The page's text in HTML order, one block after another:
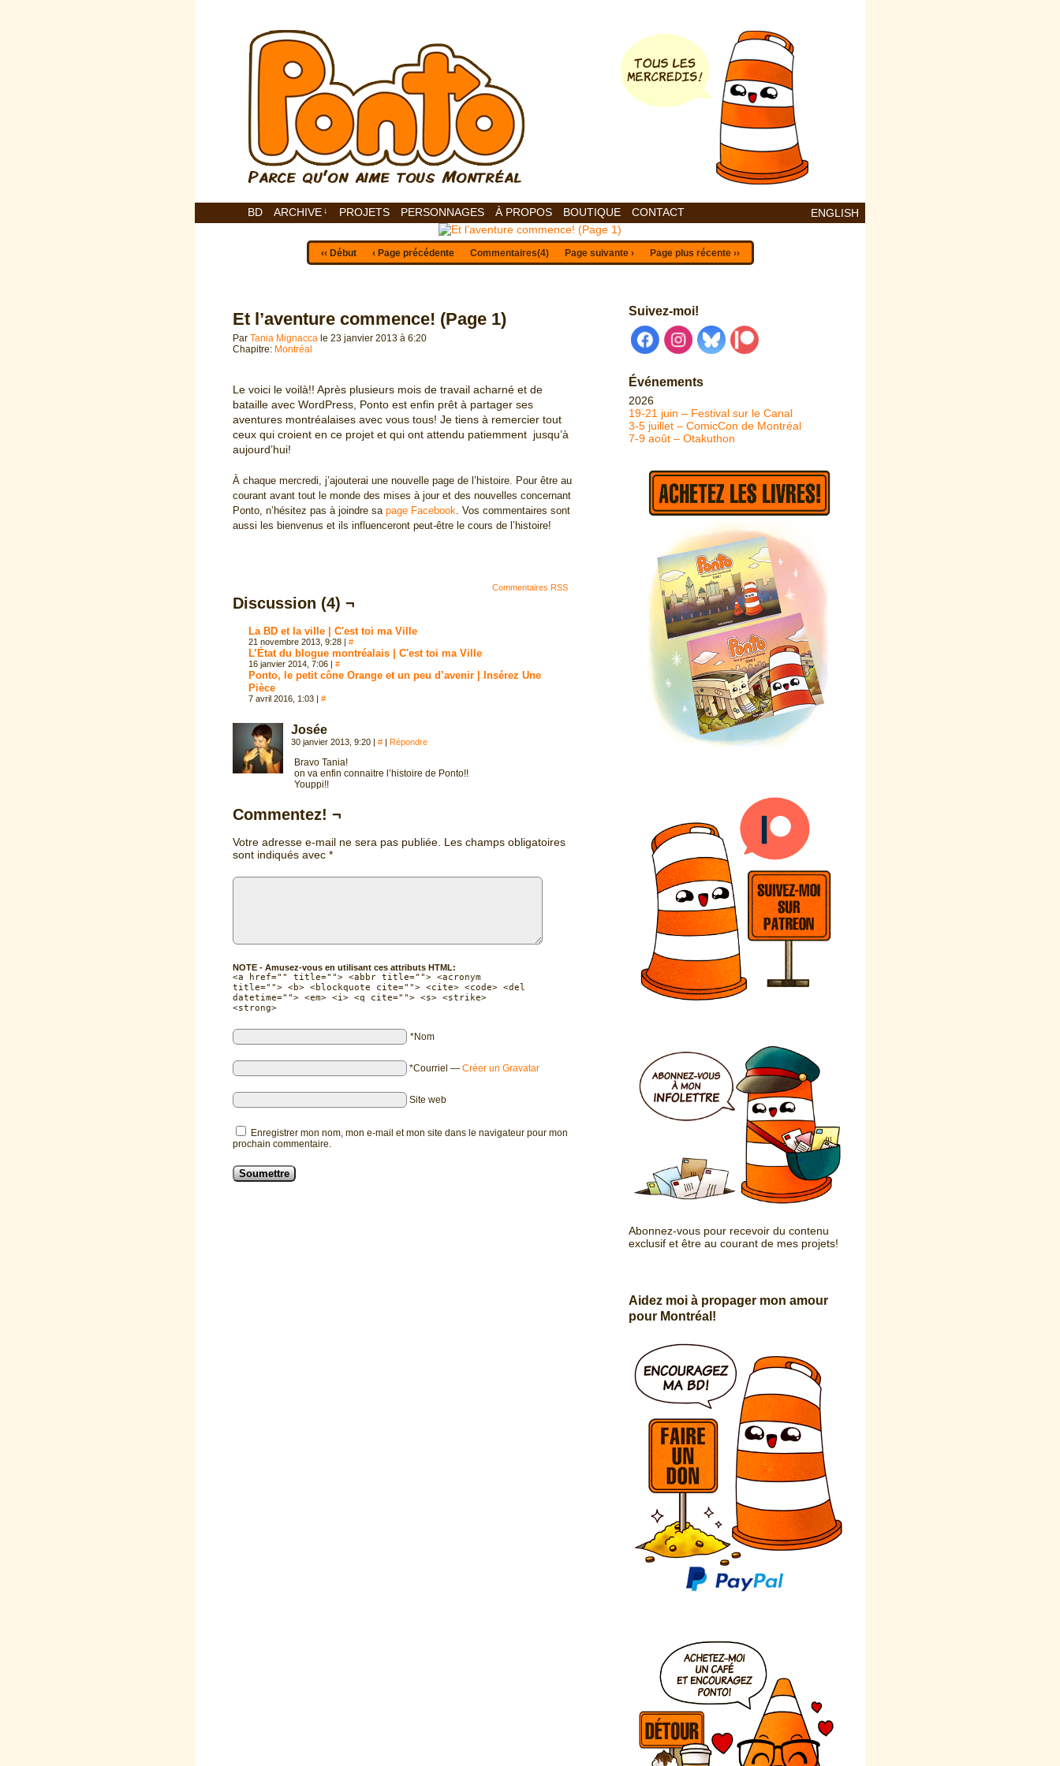
BD ARCHIVE ↓ PROJETS PERSONNAGES À PROPOS BOUTIQUE CONTACT ENGLISH
‹‹ Début ‹ Page précédente Commentaires(4) Page suivante › Page plus récente ››
Et l’aventure commence! (Page 1)
Par Tania Mignacca le 23 janvier 2013 à 6:20
Chapitre: Montréal
Le voici le voilà!! Après plusieurs mois de travail acharné et de
bataille avec WordPress, Ponto est enfin prêt à partager ses
aventures montréalaises avec vous tous! Je tiens à remercier tout
ceux qui croient en ce projet et qui ont attendu patiemment jusqu’à
aujourd’hui!
À chaque mercredi, j’ajouterai une nouvelle page de l’histoire. Pour être au
courant avant tout le monde des mises à jour et des nouvelles concernant
Ponto, n’hésitez pas à joindre sa page Facebook. Vos commentaires sont
aussi les bienvenus et ils influenceront peut-être le cours de l’histoire!
Commentaires RSS
Discussion (4) ¬
La BD et la ville | C'est toi ma Ville
21 novembre 2013, 9:28 | #
L’État du blogue montréalais | C'est toi ma Ville
16 janvier 2014, 7:06 | #
Ponto, le petit cône Orange et un peu d’avenir | Insérez Une
Pièce
7 avril 2016, 1:03 | #
Josée
30 janvier 2013, 9:20 | # | Répondre
Bravo Tania!
on va enfin connaitre l’histoire de Ponto!!
Youppi!!
Commentez! ¬
Votre adresse e-mail ne sera pas publiée. Les champs obligatoires
sont indiqués avec *
NOTE - Amusez-vous en utilisant ces attributs HTML:
<a href="" title=""> <abbr title=""> <acronym
title=""> <b> <blockquote cite=""> <cite> <code> <del
datetime=""> <em> <i> <q cite=""> <s> <strike>
<strong>
*Nom
*Courriel — Créer un Gravatar
Site web
Enregistrer mon nom, mon e-mail et mon site dans le navigateur pour mon
prochain commentaire.
Suivez-moi!
Événements
2026
19-21 juin – Festival sur le Canal
3-5 juillet – ComicCon de Montréal
7-9 août – Otakuthon
Abonnez-vous pour recevoir du contenu
exclusif et être au courant de mes projets!
Aidez moi à propager mon amour
pour Montréal!